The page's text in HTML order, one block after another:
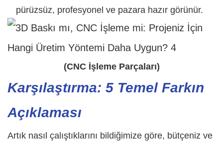
pürüzsüz, profesyonel ve pazara hazır görünür.
(CNC İşleme Parçaları)
Karşılaştırma: 5 Temel Farkın
Açıklaması
Artık nasıl çalıştıklarını bildiğimize göre, bütçeniz ve